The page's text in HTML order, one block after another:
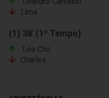
Lima
(1) 38' (1º Tempo)
Léo Chú
Charles